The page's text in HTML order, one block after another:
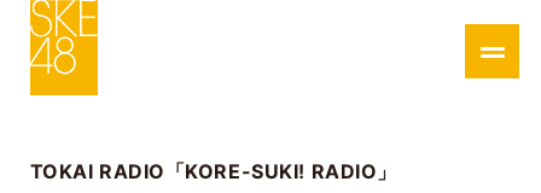
TOKAI RADIO「KORE-SUKI! RADIO」